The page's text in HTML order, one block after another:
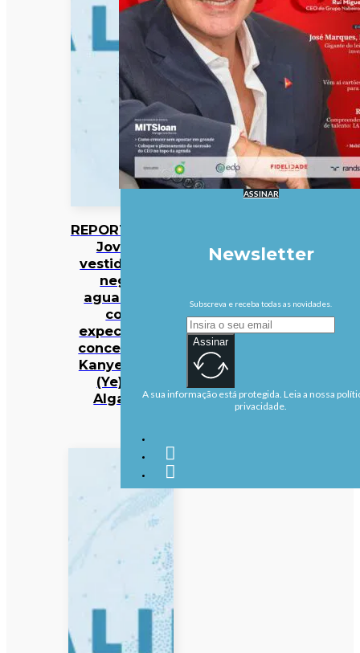
REPORTAGEM:
Jovens
vestidos de
negro
aguardam
com
expectativa
concerto de
Kanye West
(Ye) no
Algarve
ASSINAR
Newsletter
Subscreva e receba todas as novidades.
Assinar
A sua informação está protegida. Leia a nossa
privacidade.